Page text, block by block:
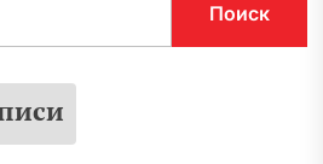
Поиск